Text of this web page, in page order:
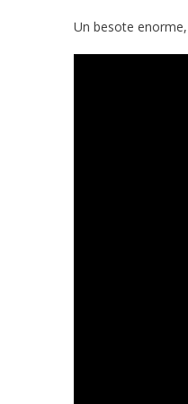
Un besote enorme,